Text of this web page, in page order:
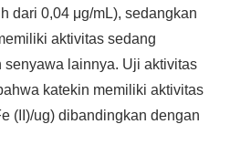
dari 0,04 μg/mL), sedangkan
aktivitas sedang
lainnya. Uji aktivitas
katekin memiliki aktivitas
(II)/ug) dibandingkan dengan